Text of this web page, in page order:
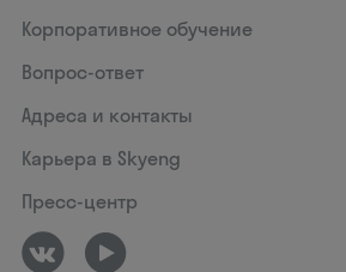
Корпоративное обучение
Вопрос-ответ
Адреса и контакты
Карьера в Skyeng
Пресс-центр